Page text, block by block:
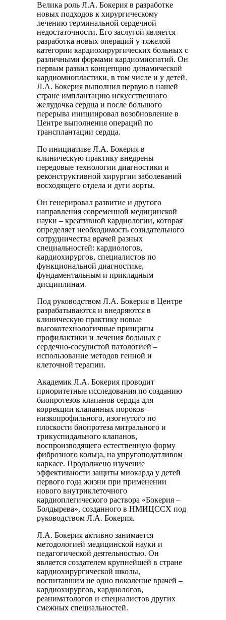
Велика роль Л.А. Бокерия в разработке
новых подходов к хирургическому
лечению терминальной сердечной
недостаточности. Его заслугой является
разработка новых операций у тяжелой
категории кардиохирургических больных с
различными формами кардиомиопатий. Он
первым развил концепцию динамической
кардиомиопластики, в том числе и у детей.
Л.А. Бокерия выполнил первую в нашей
стране имплантацию искусственного
желудочка сердца и после большого
перерыва инициировал возобновление в
Центре выполнения операций по
трансплантации сердца.
По инициативе Л.А. Бокерия в
клиническую практику внедрены
передовые технологии диагностики и
реконструктивной хирургии заболеваний
восходящего отдела и дуги аорты.
Он генерировал развитие и другого
направления современной медицинской
науки – креативной кардиологии, которая
определяет необходимость созидательного
сотрудничества врачей разных
специальностей: кардиологов,
кардиохирургов, специалистов по
функциональной диагностике,
фундаментальным и прикладным
дисциплинам.
Под руководством Л.А. Бокерия в Центре
разрабатываются и внедряются в
клиническую практику новые
высокотехнологичные принципы
профилактики и лечения больных с
сердечно-сосудистой патологией –
использование методов генной и
клеточной терапии.
Академик Л.А. Бокерия проводит
приоритетные исследования по созданию
биопротезов клапанов сердца для
коррекции клапанных пороков –
низкопрофильного, изогнутого по
плоскости биопротеза митрального и
трикуспидального клапанов,
воспроизводящего естественную форму
фиброзного кольца, на упругоподатливом
каркасе. Продолжено изучение
эффективности защиты миокарда у детей
первого года жизни при применении
нового внутриклеточного
кардиоплегического раствора «Бокерия –
Болдырева», созданного в НМИЦССХ под
руководством Л.А. Бокерия.
Л.А. Бокерия активно занимается
методологией медицинской науки и
педагогической деятельностью. Он
является создателем крупнейшей в стране
кардиохирургической школы,
воспитавшим не одно поколение врачей –
кардиохирургов, кардиологов,
реаниматологов и специалистов других
смежных специальностей.